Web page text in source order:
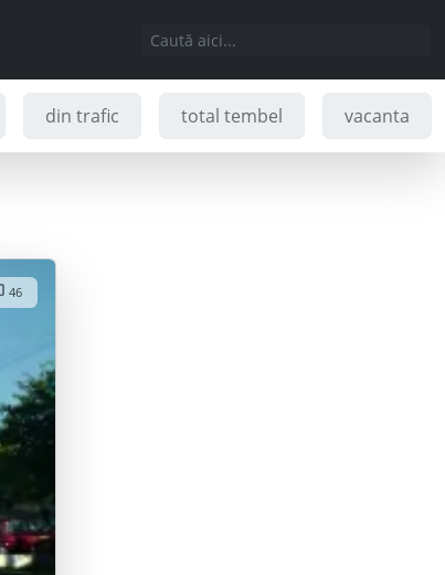
din trafic total tembel vacanta
46